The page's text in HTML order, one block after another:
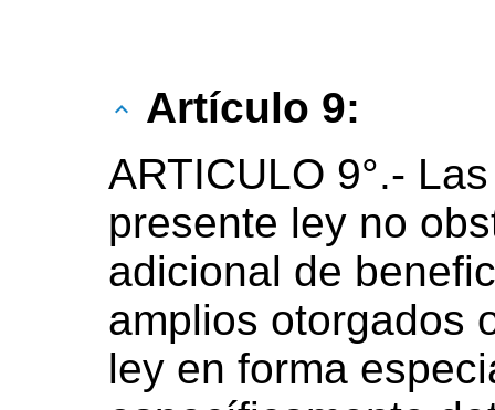
Artículo 9:
ARTICULO 9°.-
presente ley no
adicional de
amplios otorgados
ley en forma